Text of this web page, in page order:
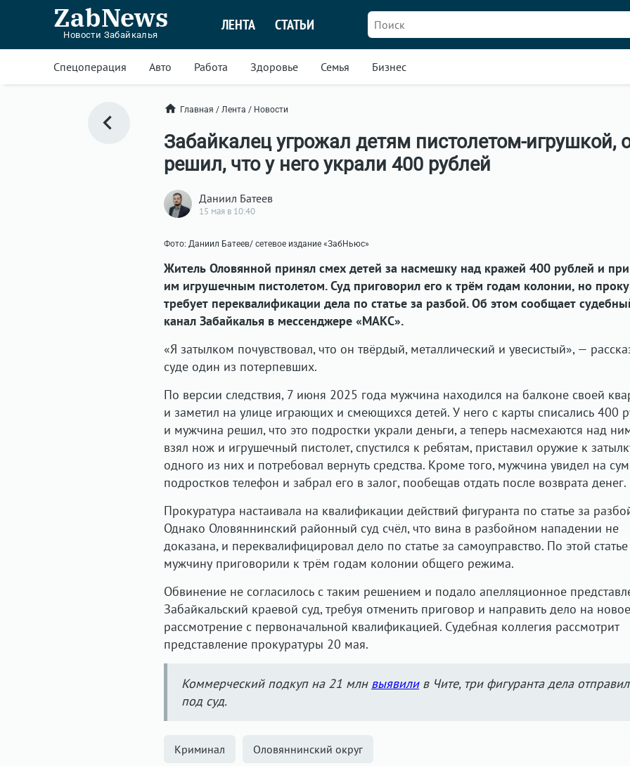
ZabNews
Новости Забайкалья
ЛЕНТА СТАТЬИ
Спецоперация Авто Работа Здоровье Семья Бизнес
Главная / Лента / Новости
Забайкалец угрожал детям пистолетом-игрушкой,
решил, что у него украли 400 рублей
Даниил Батеев
15 мая в 10:40
Фото: Даниил Батеев/ сетевое издание «ЗабНьюс»
Житель Оловянной принял смех детей за насмешку над кражей 400 рублей и
им игрушечным пистолетом. Суд приговорил его к трём годам колонии, но
требует переквалификации дела по статье за разбой. Об этом сообщает
канал Забайкалья в мессенджере «МАКС».
«Я затылком почувствовал, что он твёрдый, металлический и увесистый», —
суде один из потерпевших.
По версии следствия, 7 июня 2025 года мужчина находился на балконе своей
и заметил на улице играющих и смеющихся детей. У него с карты списались 400
и мужчина решил, что это подростки украли деньги, а теперь насмехаются над
взял нож и игрушечный пистолет, спустился к ребятам, приставил оружие к
одного из них и потребовал вернуть средства. Кроме того, мужчина увидел на
подростков телефон и забрал его в залог, пообещав отдать после возврата денег.
Прокуратура настаивала на квалификации действий фигуранта по статье за
Однако Оловяннинский районный суд счёл, что вина в разбойном нападении не
доказана, и переквалифицировал дело по статье за самоуправство. По этой статье
мужчину приговорили к трём годам колонии общего режима.
Обвинение не согласилось с таким решением и подало апелляционное
Забайкальский краевой суд, требуя отменить приговор и направить дело на новое
рассмотрение с первоначальной квалификацией. Судебная коллегия рассмотрит
представление прокуратуры 20 мая.
Коммерческий подкуп на 21 млн выявилив Чите, три фигуранта дела
под суд.
Криминал Оловяннинский округ